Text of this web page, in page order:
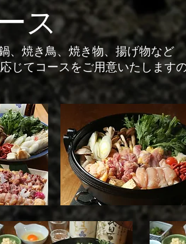
ス
、焼き鳥、焼き物、 揚げ物など
ースをご用意いたしますの